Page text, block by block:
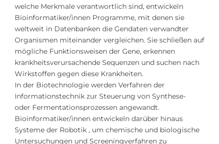
welche Merkmale verantwortlich sind, entwickeln
Bioinformatiker/innen Programme, mit denen sie
weltweit in Datenbanken die Gendaten verwandter
Organismen miteinander vergleichen. Sie schließen auf
mögliche Funktionsweisen der Gene, erkennen
krankheitsverursachende Sequenzen und suchen nach
Wirkstoffen gegen diese Krankheiten.
In der Biotechnologie werden Verfahren der
Informationstechnik zur Steuerung von Synthese-
oder Fermentationsprozessen angewandt.
Bioinformatiker/innen entwickeln darüber hinaus
Systeme der Robotik , um chemische und biologische
Untersuchungen und Screeningverfahren zu